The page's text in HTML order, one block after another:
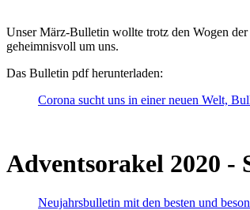
Unser März-Bulletin wollte trotz den Wogen
geheimnisvoll um uns.
Das Bulletin pdf herunterladen:
Corona sucht uns in einer neuen Welt,
Adventsorakel 2020 -
Neujahrsbulletin mit den besten und